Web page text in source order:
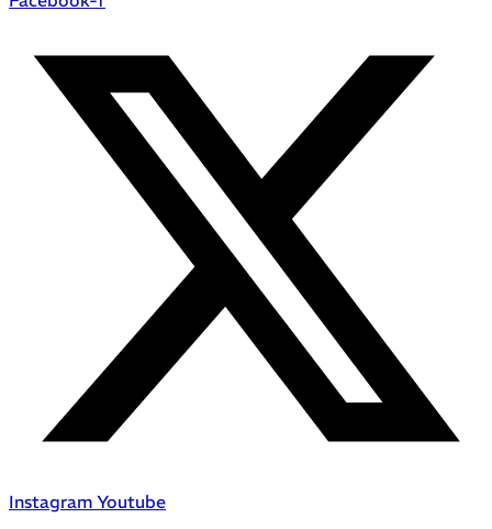
Instagram Youtube